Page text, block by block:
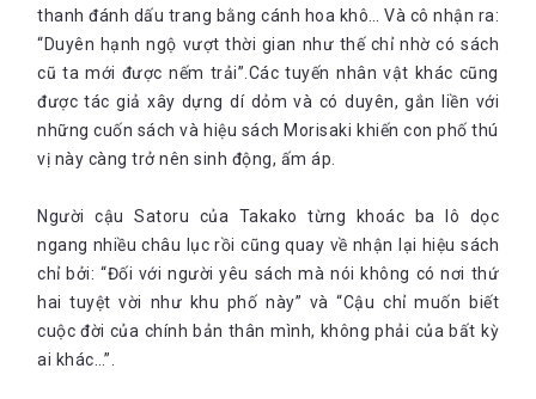
thanh đánh dấu trang bằng cánh hoa khô… Và cô nhận ra:
“Duyên hạnh ngộ vượt thời gian như thế chỉ nhờ có sách
cũ ta mới được nếm trải”.Các tuyến nhân vật khác cũng
được tác giả xây dựng dí dỏm và có duyên, gắn liền với
những cuốn sách và hiệu sách Morisaki khiến con phố thú
vị này càng trở nên sinh động, ấm áp.
Người cậu Satoru của Takako từng khoác ba lô dọc
ngang nhiều châu lục rồi cũng quay về nhận lại hiệu sách
chỉ bởi: “Đối với người yêu sách mà nói không có nơi thứ
hai tuyệt vời như khu phố này” và “Cậu chỉ muốn biết
cuộc đời của chính bản thân mình, không phải của bất kỳ
ai khác…”.